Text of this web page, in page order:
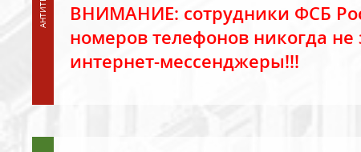
ВНИМАНИЕ: сотрудники ФСБ
номеров телефонов никогда не
интернет-мессенджеры!!!